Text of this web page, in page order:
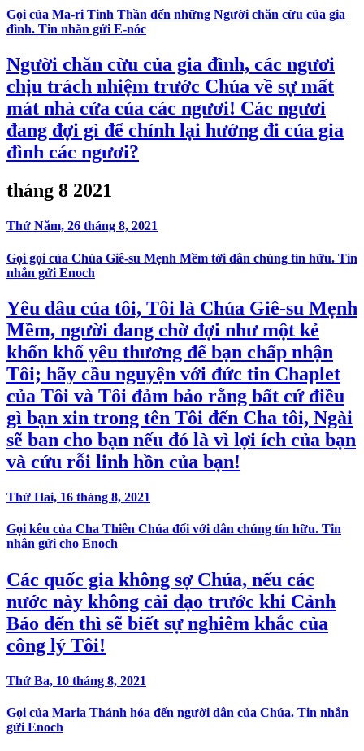
Gọi của Ma-ri Tinh Thần đến những Người chăn cừu của gia
đình. Tin nhắn gửi E-nóc
Người chăn cừu của gia đình, các ngươi
chịu trách nhiệm trước Chúa về sự mất
mát nhà cửa của các ngươi! Các ngươi
đang đợi gì để chỉnh lại hướng đi của gia
đình các ngươi?
tháng 8 2021
Thứ Năm, 26 tháng 8, 2021
Gọi gọi của Chúa Giê-su Mẹnh Mềm tới dân chúng tín hữu. Tin
nhắn gửi Enoch
Yêu dâu của tôi, Tôi là Chúa Giê-su Mẹnh
Mềm, người đang chờ đợi như một kẻ
khốn khổ yêu thương để bạn chấp nhận
Tôi; hãy cầu nguyện với đức tin Chaplet
của Tôi và Tôi đảm bảo rằng bất cứ điều
gì bạn xin trong tên Tôi đến Cha tôi, Ngài
sẽ ban cho bạn nếu đó là vì lợi ích của bạn
và cứu rỗi linh hồn của bạn!
Thứ Hai, 16 tháng 8, 2021
Gọi kêu của Cha Thiên Chúa đối với dân chúng tín hữu. Tin
nhắn gửi cho Enoch
Các quốc gia không sợ Chúa, nếu các
nước này không cải đạo trước khi Cảnh
Báo đến thì sẽ biết sự nghiêm khắc của
công lý Tôi!
Thứ Ba, 10 tháng 8, 2021
Gọi của Maria Thánh hóa đến người dân của Chúa. Tin nhắn
gửi Enoch